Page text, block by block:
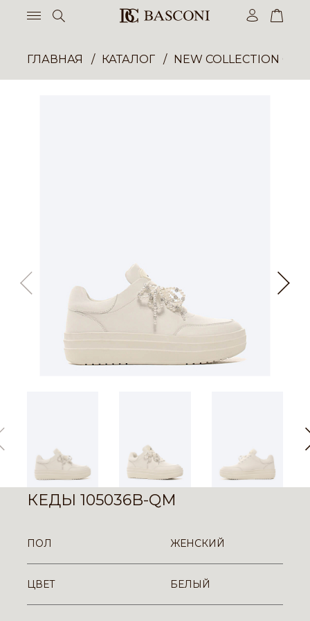
ГЛАВНАЯ КАТАЛОГ NEW COLLECTION
КЕДЫ 105036B-QM
ПОЛ ЖЕНСКИЙ
ЦВЕТ БЕЛЫЙ